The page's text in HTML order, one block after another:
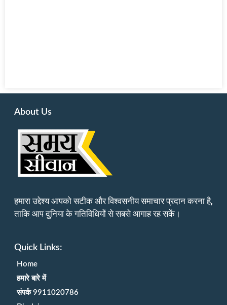
About Us
हमारा उद्देश्य आपको सटीक और विश्वसनीय समाचार प्रदान करना है,
ताकि आप दुनिया के गतिविधियों से सबसे आगाह रह सकें।
Quick Links:
Home
हमारे बारे में
संपर्क 9911020786